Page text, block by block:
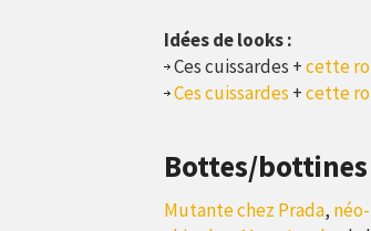
Idées de looks :
Ces cuissardes +cette
Ces cuissardes +cette
Bottes/
Mutante chez Prada,